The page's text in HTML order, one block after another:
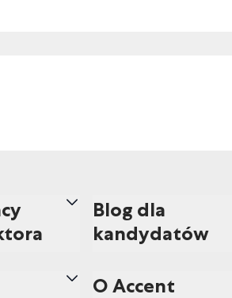
Blog dla
kandydatów
O Accent